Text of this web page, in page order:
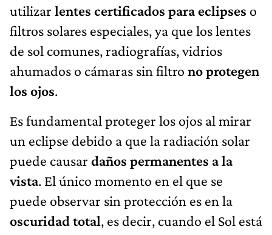
utilizar lentes certificados para eclipses o
filtros solares especiales, ya que los lentes
de sol comunes, radiografías, vidrios
ahumados o cámaras sin filtro no protegen
los ojos.
Es fundamental proteger los ojos al mirar
un eclipse debido a que la radiación solar
puede causar daños permanentes a la
vista. El único momento en el que se
puede observar sin protección es en la
oscuridad total, es decir, cuando el Sol está